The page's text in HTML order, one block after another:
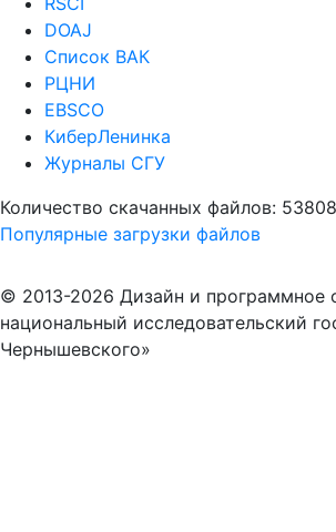
DOAJ
Список ВАК
РЦНИ
EBSCO
КиберЛенинка
Журналы СГУ
Количество скачанных файлов:
Популярные загрузки файлов
© 2013-2026 Дизайн и программное
национальный исследовательский
Чернышевского»